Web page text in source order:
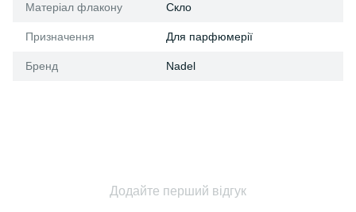
Матеріал флакону Скло
Призначення Для парфюмерії
Бренд Nadel
Додайте перший відгук